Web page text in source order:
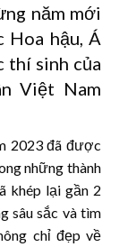
năm mới
Hoa hậu, Á
thí sinh của
Việt Nam
2023 đã được
những thành
khép lại gần 2
sâu sắc và tìm
chỉ đẹp về